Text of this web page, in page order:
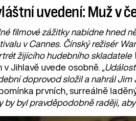
uvedení: Muž v
filmové zážitky nabídne hned
v Cannes. Čínský režisér
žijícího hudebního skladatele
v Jihlavě uvede osobně.
doprovod složil a nahrál Jim
prvních, surreálně
by byl pravděpodobně raději,